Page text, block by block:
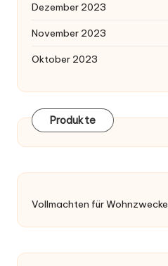
Dezember 2023
November 2023
Oktober 2023
Produkte
Vollmachten für Wohnzwecke